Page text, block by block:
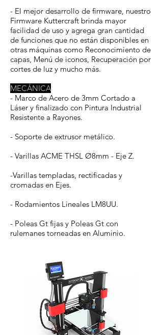
- El mejor desarrollo de firmware, nuestro
Firmware Kuttercraft brinda mayor
facilidad de uso y agrega gran cantidad
de funciones que no están disponibles en
otras máquinas como Reconocimiento de
capas, Menú de iconos, Recuperación por
cortes de luz y mucho más.
MECÁNICA
- Marco de Acero de 3mm Cortado a
Láser y finalizado con Pintura Industrial
Resistente a Rayones.
- Soporte de extrusor metálico.
- Varillas ACME THSL Ø8mm - Eje Z.
-Varillas templadas, rectificadas y
cromadas en Ejes.
- Rodamientos Lineales LM8UU.
- Poleas Gt fijas y Poleas Gt con
rulemanes torneadas en Aluminio.